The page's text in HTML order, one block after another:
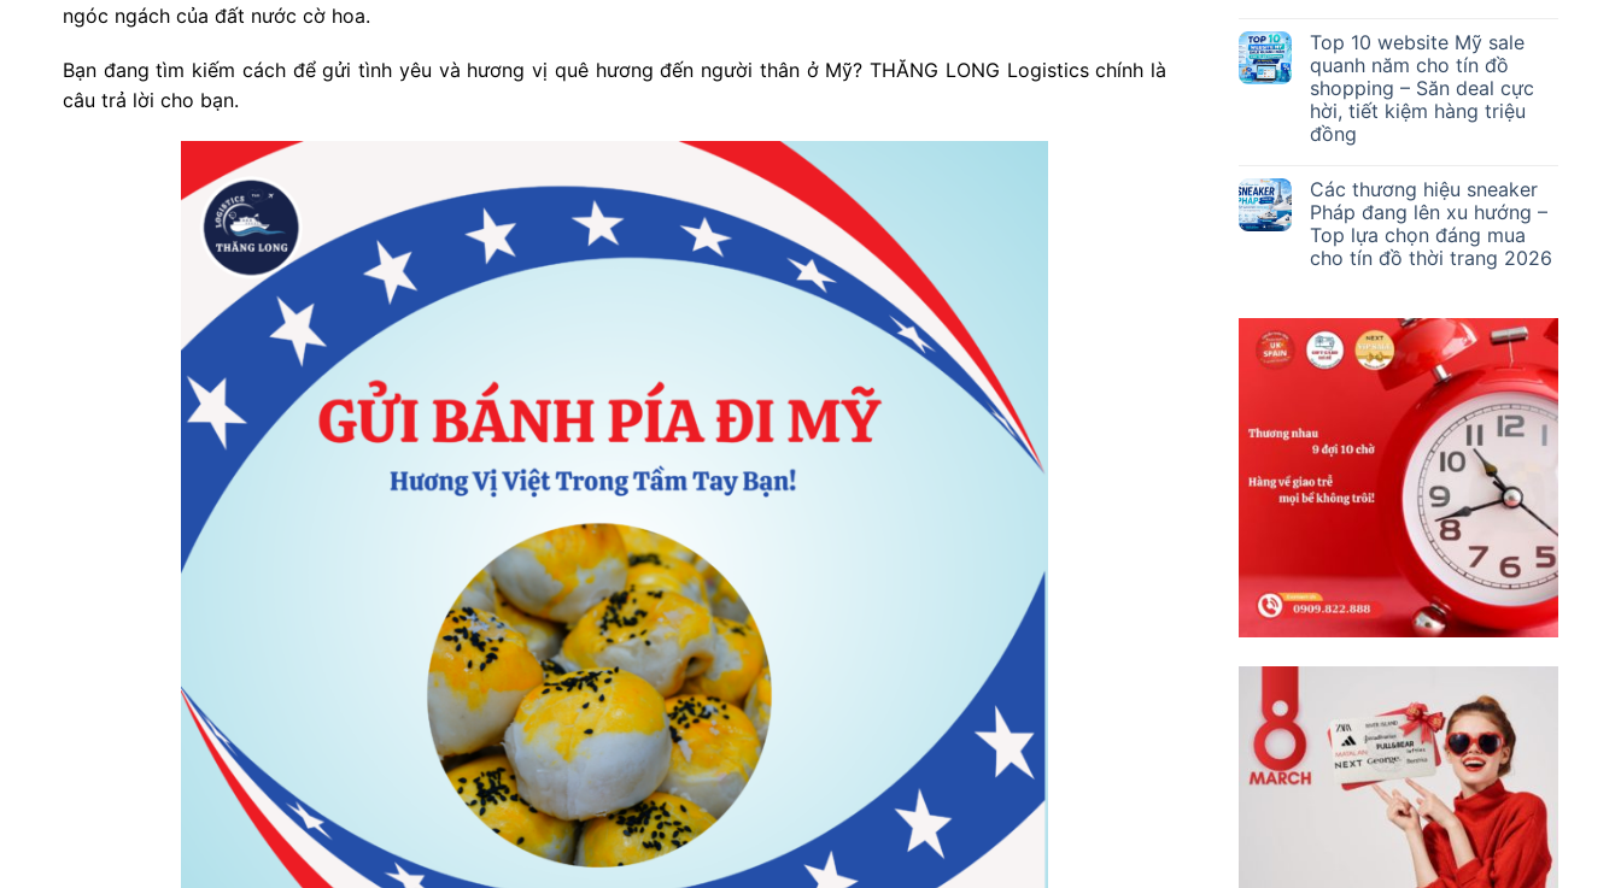
ngóc ngách của đất nước cờ hoa.
Bạn đang tìm kiếm cách để gửi tình yêu và hương vị quê hương đến người thân ở Mỹ? THĂNG LONG Logistics chính là
câu trả lời cho bạn.
Top 10 website Mỹ sale
quanh năm cho tín đồ
shopping – Săn deal cực
hời, tiết kiệm hàng triệu
đồng
Các thương hiệu sneaker
Pháp đang lên xu hướng –
Top lựa chọn đáng mua
cho tín đồ thời trang 2026